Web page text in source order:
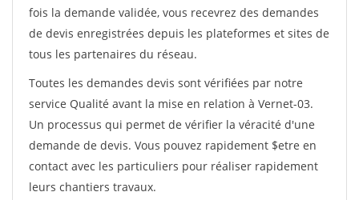
fois la demande validée, vous recevrez des demandes
de devis enregistrées depuis les plateformes et sites de
tous les partenaires du réseau.
Toutes les demandes devis sont vérifiées par notre
service Qualité avant la mise en relation à Vernet-03.
Un processus qui permet de vérifier la véracité d'une
demande de devis. Vous pouvez rapidement $etre en
contact avec les particuliers pour réaliser rapidement
leurs chantiers travaux.